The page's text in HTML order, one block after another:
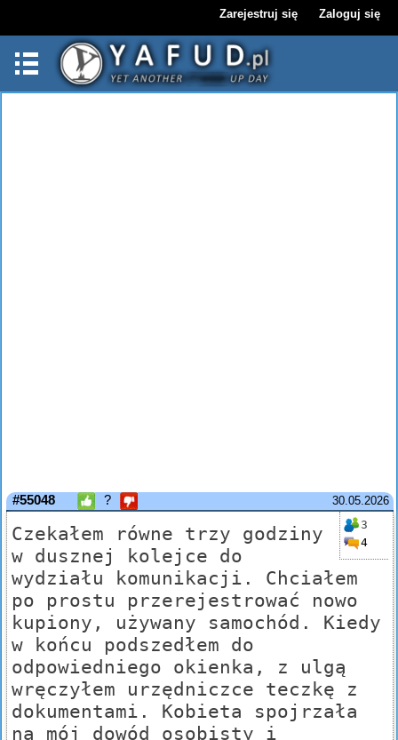
Zarejestruj się Zaloguj się
30.05.2026
#55048 ?
3
4
Czekałem równe trzy godziny
w dusznej kolejce do
wydziału komunikacji. Chciałem
po prostu przerejestrować nowo
kupiony, używany samochód. Kiedy
w końcu podszedłem do
odpowiedniego okienka, z ulgą
wręczyłem urzędniczce teczkę z
dokumentami. Kobieta spojrzała
na mój dowód osobisty i